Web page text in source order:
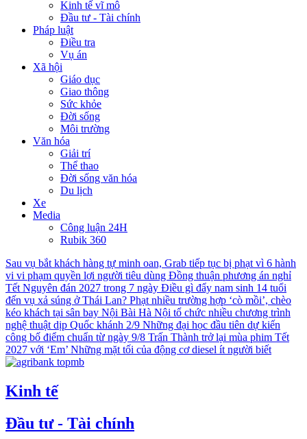
Kinh tế vĩ mô
Đầu tư - Tài chính
Pháp luật
Điều tra
Vụ án
Xã hội
Giáo dục
Giao thông
Sức khỏe
Đời sống
Môi trường
Văn hóa
Giải trí
Thể thao
Đời sống văn hóa
Du lịch
Xe
Media
Công luận 24H
Rubik 360
Sau vụ bắt khách hàng tự minh oan, Grab tiếp tục bị phạt vì 6 hành
vi vi phạm quyền lợi người tiêu dùng Đồng thuận phương án nghỉ
Tết Nguyên đán 2027 trong 7 ngày Điều gì đẩy nam sinh 14 tuổi
đến vụ xả súng ở Thái Lan? Phạt nhiều trường hợp ‘cò mồi’, chèo
kéo khách tại sân bay Nội Bài Hà Nội tổ chức nhiều chương trình
nghệ thuật dịp Quốc khánh 2/9 Những đại học đầu tiên dự kiến
công bố điểm chuẩn từ ngày 9/8 Trấn Thành trở lại mùa phim Tết
2027 với ‘Em’ Những mặt tối của động cơ diesel ít người biết
Kinh tế
Đầu tư - Tài chính